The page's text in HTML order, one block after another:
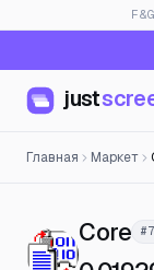
F&G
just
Главная Маркет
Core—